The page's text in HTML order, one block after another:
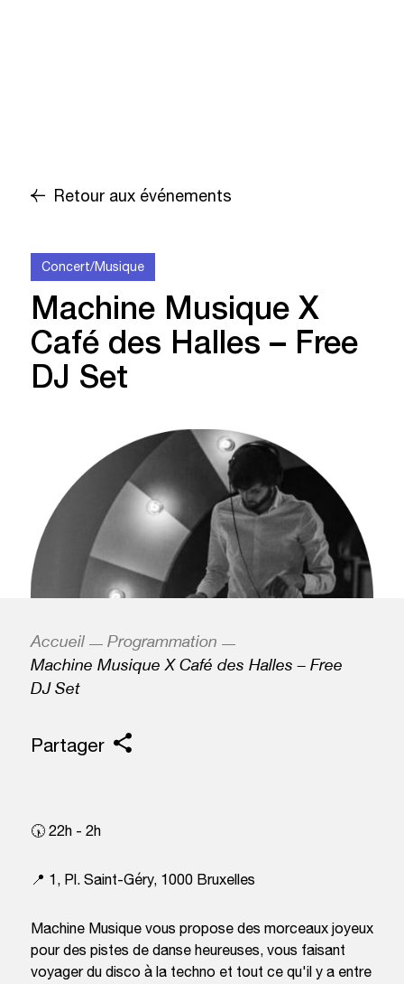
Retour aux événements
Concert/Musique
Machine Musique X
Café des Halles – Free
DJ Set
Accueil
Programmation
Machine Musique X Café des Halles – Free
DJ Set
Partager
🕠 22h - 2h
📍 1, Pl. Saint-Géry, 1000 Bruxelles
Machine Musique vous propose des morceaux joyeux
pour des pistes de danse heureuses, vous faisant
voyager du disco à la techno et tout ce qu'il y a entre